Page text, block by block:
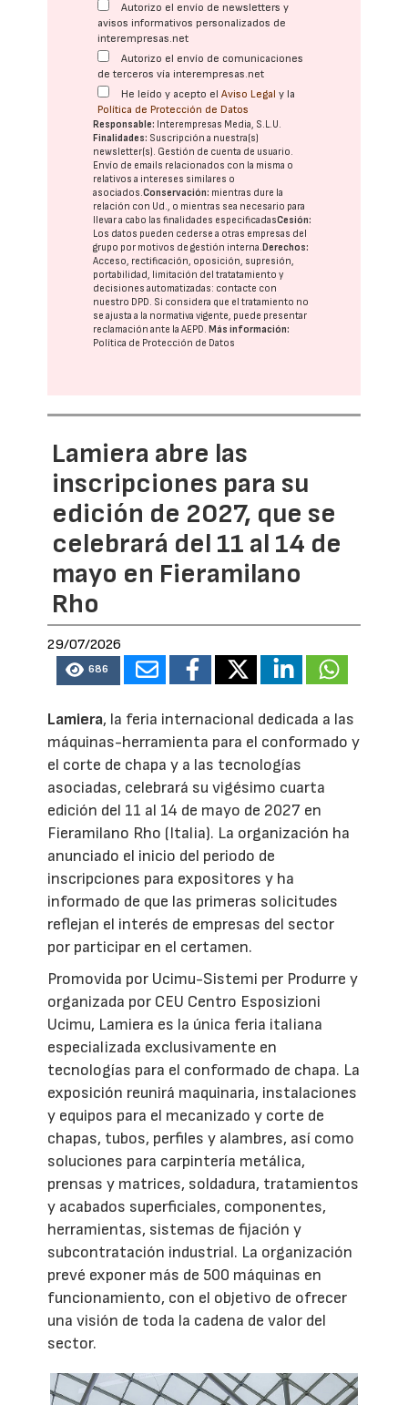
Autorizo el envío de newsletters y
avisos informativos personalizados de
interempresas.net
Autorizo el envío de comunicaciones
de terceros vía interempresas.net
He leído y acepto elAviso Legal y la
Política de Protección de Datos
Responsable: Interempresas Media, S.L.U.
Finalidades: Suscripción a nuestra(s)
newsletter(s). Gestión de cuenta de usuario.
Envío de emails relacionados con la misma o
relativos a intereses similares o
asociados.Conservación: mientras dure la
relación con Ud., o mientras sea necesario para
llevar a cabo las finalidades especificadasCesión:
Los datos pueden cederse a otras empresas del
grupo por motivos de gestión interna.Derechos:
Acceso, rectificación, oposición, supresión,
portabilidad, limitación del tratatamiento y
decisiones automatizadas: contacte con
nuestro DPD. Si considera que el tratamiento no
se ajusta a la normativa vigente, puede presentar
reclamación ante laAEPD.Más información:
Política de Protección de Datos
Lamiera abre las
inscripciones para su
edición de 2027, que se
celebrará del 11 al 14 de
mayo en Fieramilano
Rho
29/07/2026
686
Lamiera, la feria internacional dedicada a las
máquinas-herramienta para el conformado y
el corte de chapa y a las tecnologías
asociadas, celebrará su vigésimo cuarta
edición del 11 al 14 de mayo de 2027 en
Fieramilano Rho (Italia). La organización ha
anunciado el inicio del periodo de
inscripciones para expositores y ha
informado de que las primeras solicitudes
reflejan el interés de empresas del sector
por participar en el certamen.
Promovida por Ucimu-Sistemi per Produrre y
organizada por CEU Centro Esposizioni
Ucimu, Lamiera es la única feria italiana
especializada exclusivamente en
tecnologías para el conformado de chapa. La
exposición reunirá maquinaria, instalaciones
y equipos para el mecanizado y corte de
chapas, tubos, perfiles y alambres, así como
soluciones para carpintería metálica,
prensas y matrices, soldadura, tratamientos
y acabados superficiales, componentes,
herramientas, sistemas de fijación y
subcontratación industrial. La organización
prevé exponer más de 500 máquinas en
funcionamiento, con el objetivo de ofrecer
una visión de toda la cadena de valor del
sector.